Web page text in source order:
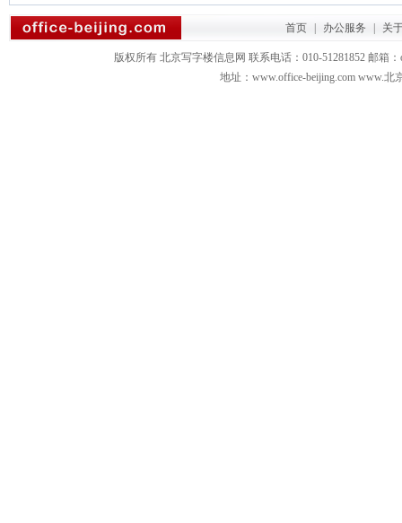
首页 办公服务 关
版权所有 北京写字楼信息网 联系电话：010-51281852 邮箱：
地址：www.office-beijing.com www.